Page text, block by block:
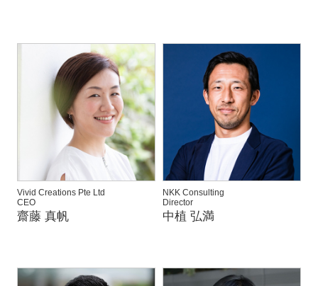
Vivid Creations Pte Ltd
CEO
齋藤 真帆
NKK Consulting
Director
中植 弘満